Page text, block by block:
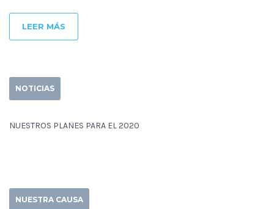
LEER MÁS
NOTICIAS
NUESTROS PLANES PARA EL 2020
NUESTRA CAUSA